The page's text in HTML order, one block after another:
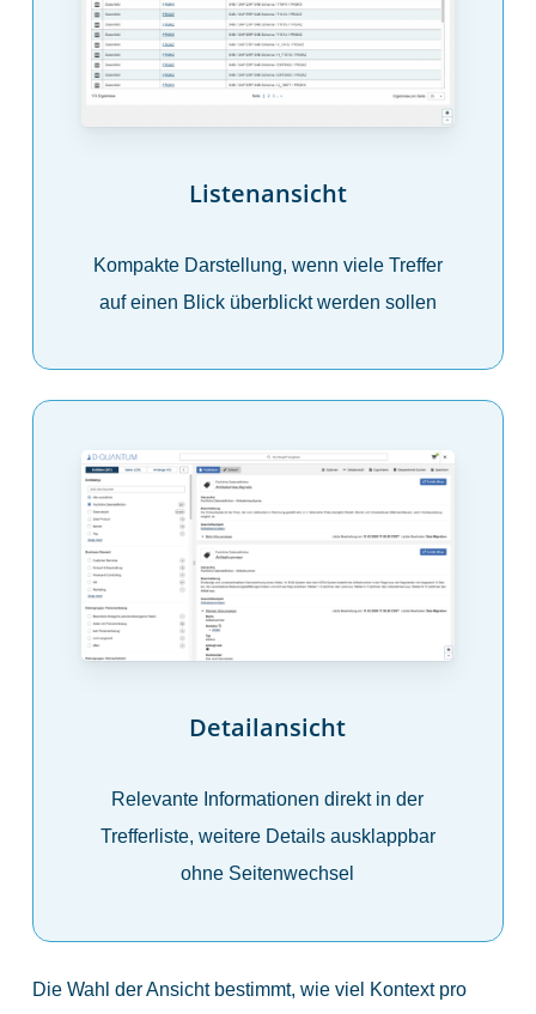
Listenansicht
Kompakte Darstellung, wenn viele Treffer
auf einen Blick überblickt werden sollen
Detailansicht
Relevante Informationen direkt in der
Trefferliste, weitere Details ausklappbar
ohne Seitenwechsel
Die Wahl der Ansicht bestimmt, wie viel Kontext pro